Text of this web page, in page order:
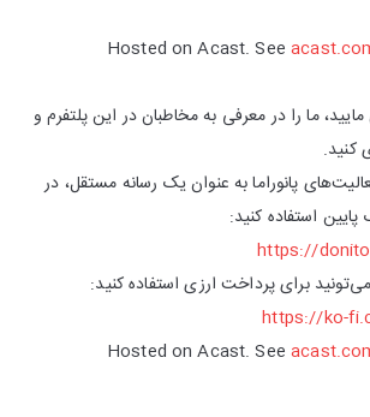
Hosted on Acast. See
ما را در معرفی به مخاطبان در این پلتفرم و
کنید.
پانوراما به عنوان یک رسانه مستقل، در
پایین استفاده کنید:
https://
برای پرداخت ارزی استفاده کنید:
https://ko-
Hosted on Acast. See